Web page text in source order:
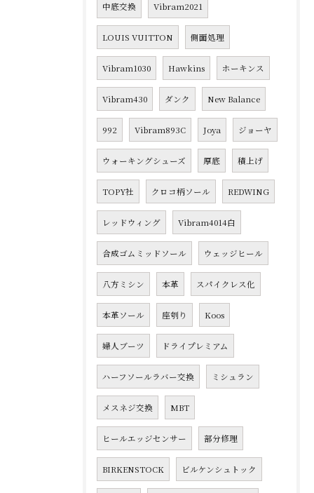
中底交換 Vibram2021
LOUIS VUITTON 側面処理
Vibram1030 Hawkins ホーキンス
Vibram430 ダンク New Balance
992 Vibram893C Joya ジョーヤ
ウォーキングシューズ 厚底 積上げ
TOPY社 クロコ柄ソール REDWING
レッドウィング Vibram4014白
合成ゴムミッドソール ウェッジヒール
八方ミシン 本革 スパイクレス化
本革ソール 座刳り Koos
婦人ブーツ ドライプレミアム
ハーフソールラバー交換 ミシュラン
メスネジ交換 MBT
ヒールエッジセンサー 部分修理
BIRKENSTOCK ビルケンシュトック